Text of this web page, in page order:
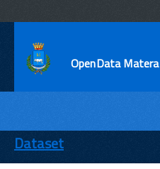
OpenData Matera
ENTI
TEMI
Dataset